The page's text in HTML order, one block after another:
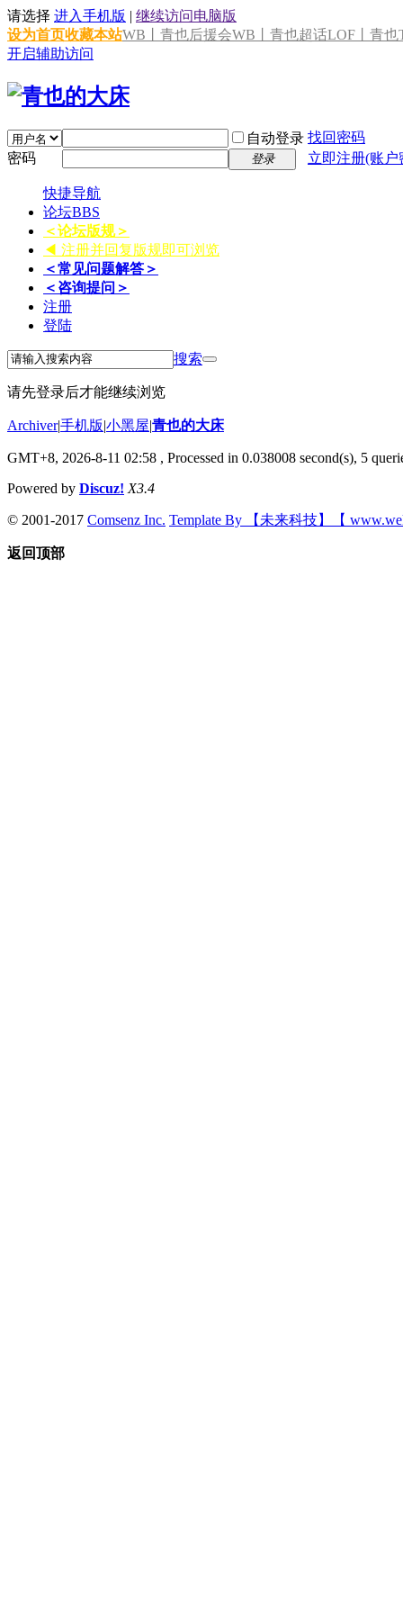
请选择 进入手机版 | 继续访问电脑版
设为首页收藏本站WB丨青也后援会WB丨青也超话LOF丨青也
开启辅助访问
自动登录 找回密码
密码
登录 立即注册(账
快捷导航
论坛BBS
＜论坛版规＞
◀ 注册并回复版规即可浏览
＜常见问题解答＞
＜咨询提问＞
注册
登陆
搜索
请先登录后才能继续浏览
Archiver|手机版|小黑屋|青也的大床
GMT+8, 2026-8-11 02:58 , Processed in 0.038008 second(s), 5
Powered by Discuz! X3.4
© 2001-2017 Comsenz Inc. Template By 【未来科技】【
返回顶部